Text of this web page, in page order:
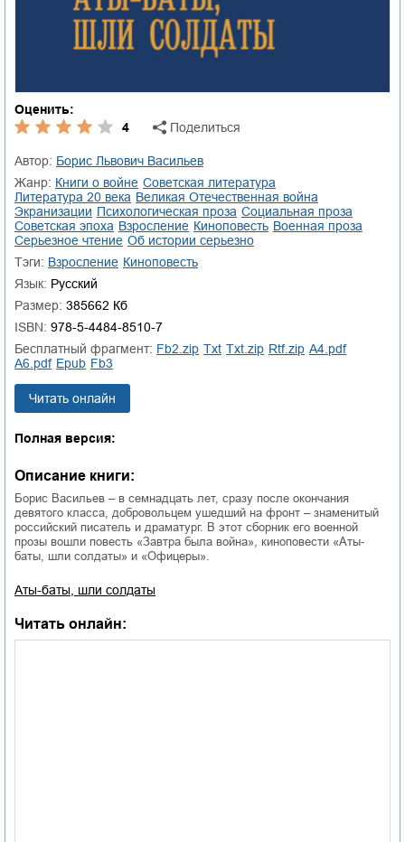
Оценить:
4
Поделиться
Автор:
Борис Львович Васильев
Жанр:
книги о войне
советская литература
литература 20 века
Великая Отечественная война
экранизации
психологическая проза
социальная проза
советская эпоха
взросление киноповесть
военная проза
серьезное чтение
об истории серьезно
Тэги:
Взросление
Киноповесть
Язык: Русский
Размер: 385662 Кб
ISBN: 978-5-4484-8510-7
Бесплатный фрагмент:
fb2.zip txt txt.zip rtf.zip
a4.pdf
a6.pdf
epub fb3
Читать онлайн
Полная версия:
Описание книги:
Борис Васильев – в семнадцать лет, сразу после окончания
девятого класса, добровольцем ушедший на фронт – знаменитый
российский писатель и драматург. В этот сборник его военной
прозы вошли повесть «Завтра была война», киноповести «Аты-
баты, шли солдаты» и «Офицеры».
Аты-баты, шли солдаты
Читать онлайн: